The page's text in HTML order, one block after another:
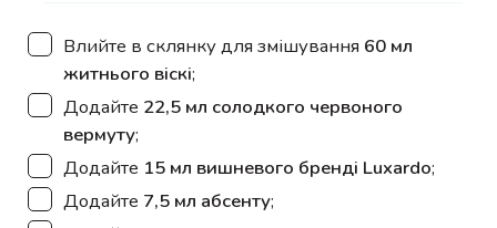
▢
Влийте в склянку для змішування 60 мл
житнього віскі;
▢
Додайте 22,5 мл солодкого червоного
вермуту;
▢
Додайте 15 мл вишневого бренді Luxardo;
▢
Додайте 7,5 мл абсенту;